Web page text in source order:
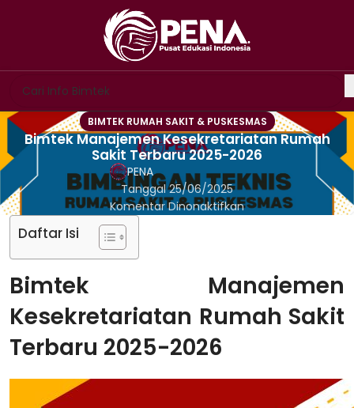
BIMTEK RUMAH SAKIT & PUSKESMAS
Bimtek Manajemen Kesekretariatan Rumah
Sakit Terbaru 2025-2026
PENA
Tanggal 25/06/2025
Komentar Dinonaktifkan
Daftar Isi
Bimtek Manajemen
Kesekretariatan Rumah Sakit
Terbaru 2025-2026